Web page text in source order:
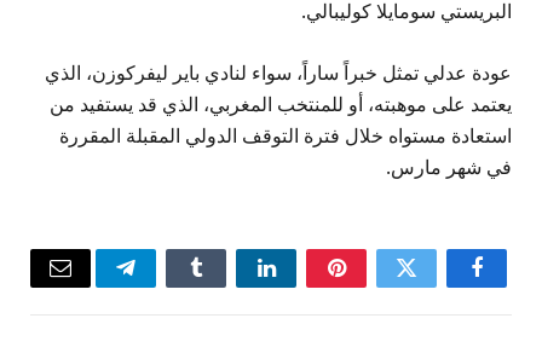
البريستي سومايلا كوليبالي.
عودة عدلي تمثل خبراً ساراً، سواء لنادي باير ليفركوزن، الذي
يعتمد على موهبته، أو للمنتخب المغربي، الذي قد يستفيد من
استعادة مستواه خلال فترة التوقف الدولي المقبلة المقررة
في شهر مارس.
فيسبوكتويتر بينتيريستلينكدإن Tumblr تيلقرامالبريد